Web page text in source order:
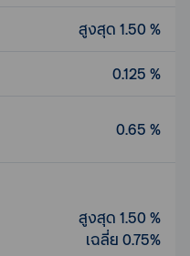
สูงสุด 1.50 %
0.125 %
0.65 %
สูงสุด 1.50 %
เฉลี่ย 0.75%